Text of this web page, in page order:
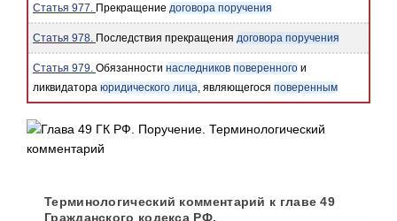
Статья 977. Прекращение договора поручения
Статья 978. Последствия прекращения договора поручения
Статья 979. Обязанности наследников поверенного и
ликвидатора юридического лица, являющегося поверенным
Терминологический комментарий к главе 49
Гражданского кодекса РФ.